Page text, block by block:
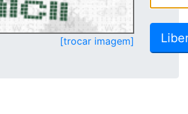
[trocar imagem]